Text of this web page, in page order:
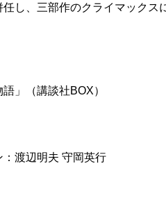
し、三部作のクライマックス
」（講談社BOX）
渡辺明夫 守岡英行